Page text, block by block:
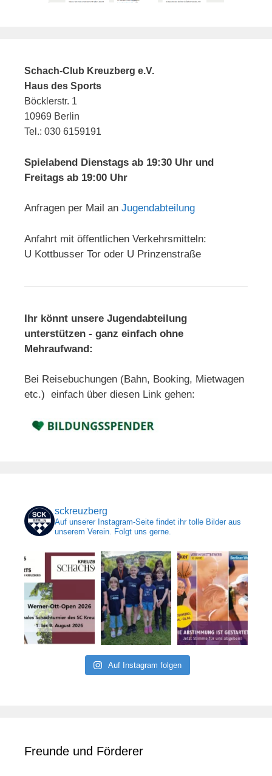
Schach-Club Kreuzberg e.V.
Haus des Sports
Böcklerstr. 1
10969 Berlin
Tel.: 030 6159191
Spielabend Dienstags ab 19:30 Uhr und
Freitags ab 19:00 Uhr
Anfragen per Mail an Jugendabteilung
Anfahrt mit öffentlichen Verkehrsmitteln:
U Kottbusser Tor oder U Prinzenstraße
Ihr könnt unsere Jugendabteilung
unterstützen - ganz einfach ohne
Mehraufwand:
Bei Reisebuchungen (Bahn, Booking, Mietwagen
etc.) einfach über diesen Link gehen:
sckreuzberg
Auf unserer Instagram-Seite findet ihr tolle Bilder aus
unserem Verein. Folgt uns gerne.
Auf Instagram folgen
Freunde und Förderer